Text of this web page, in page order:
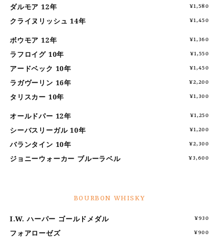
ダルモア 12年 ¥1,580
クライヌリッシュ 14年 ¥1,450
ボウモア 12年 ¥1,360
ラフロイグ 10年 ¥1,550
アードベック 10年 ¥1,450
ラガヴーリン 16年 ¥2,200
タリスカー 10年 ¥1,300
オールドパー 12年 ¥1,250
シーバスリーガル 10年 ¥1,200
バランタイン 10年 ¥2,300
ジョニーウォーカー ブルーラベル ¥3,600
BOURBON WHISKY
I.W. ハーパー ゴールドメダル ¥930
フォアローゼズ ¥900